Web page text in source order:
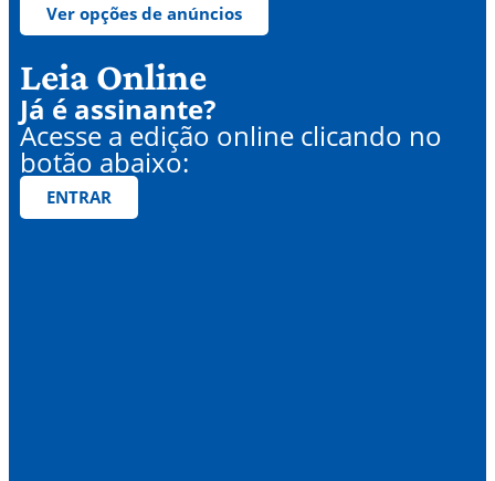
Ver opções de anúncios
Leia Online
Já é assinante?
Acesse a edição online clicando no
botão abaixo:
ENTRAR